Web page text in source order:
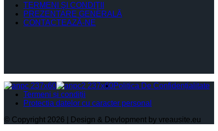
TERMENI ŞI CONDIŢII
PREZENTARE GENERALĂ
CONTACTEAZĂ-NE
Politica De Confidențialitate
Termeni și condiții
Protectia datelor cu caracter personal
© Copyright 2026 | Design & Devlopment by vreausite.eu